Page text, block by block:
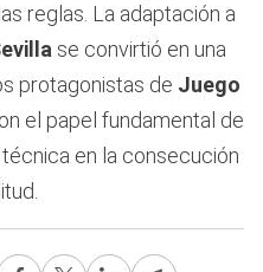
reglas. La adaptación a
se convirtió en una
protagonistas de Juego
el papel fundamental de
técnica en la consecución